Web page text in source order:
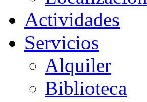
Actividades
Servicios
Alquiler
Biblioteca